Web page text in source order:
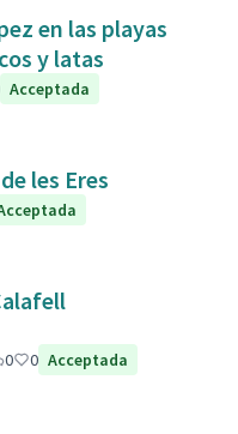
en las playas
y latas
Acceptada
les Eres
0 0 Acceptada